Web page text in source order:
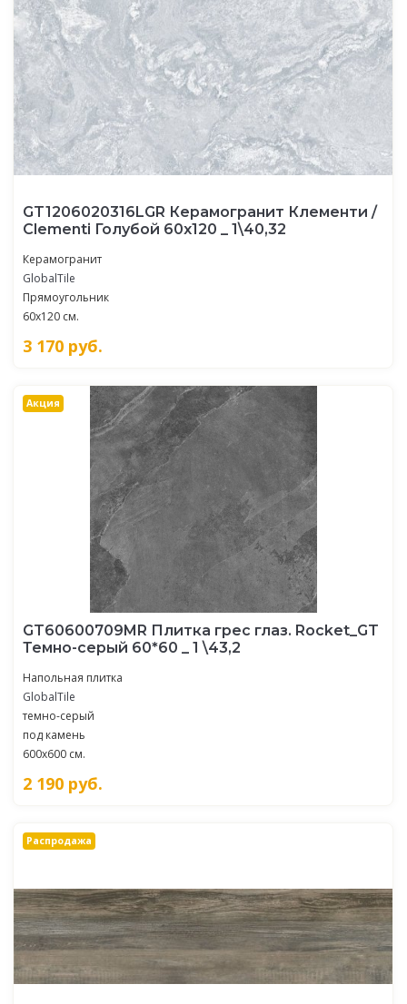
GT1206020316LGR Керамогранит Клементи /
Clementi Голубой 60x120 _ 1\40,32
Керамогранит
GlobalTile
Прямоугольник
60x120 см.
3 170 руб.
Акция
GT60600709MR Плитка грес глаз. Rocket_GT
Темно-серый 60*60 _ 1 \43,2
Напольная плитка
GlobalTile
темно-серый
под камень
600x600 см.
2 190 руб.
Распродажа